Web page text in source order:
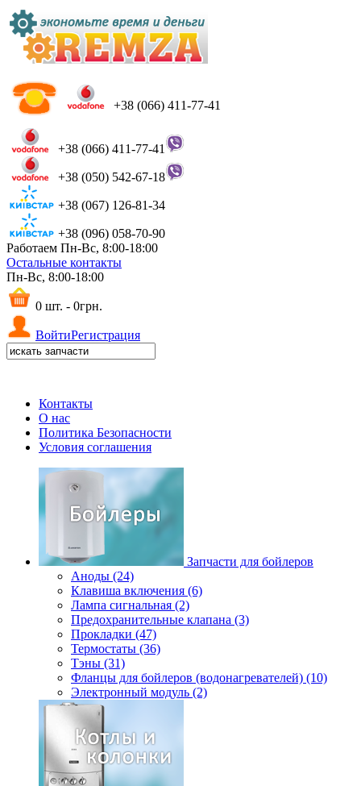
+38 (066) 411-77-41
+38 (066) 411-77-41
+38 (050) 542-67-18
+38 (067) 126-81-34
+38 (096) 058-70-90
Работаем Пн-Вс, 8:00-18:00
Остальные контакты
Пн-Вс, 8:00-18:00
0 шт. - 0грн.
ВойтиРегистрация
Контакты
О нас
Политика Безопасности
Условия соглашения
Запчасти для бойлеров
Аноды (24)
Клавиша включения (6)
Лампа сигнальная (2)
Предохранительные клапана (3)
Прокладки (47)
Термостаты (36)
Тэны (31)
Фланцы для бойлеров (водонагревателей) (10)
Электронный модуль (2)